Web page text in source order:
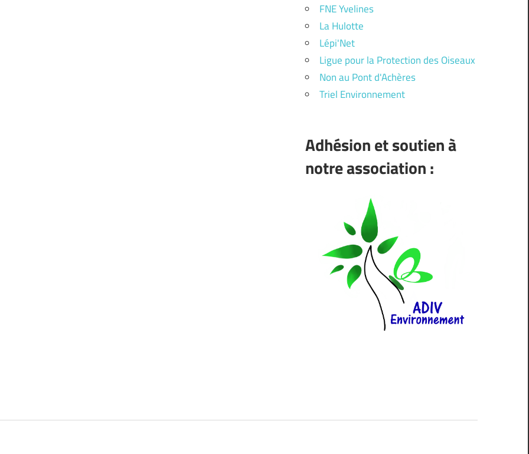
FNE Yvelines
La Hulotte
Lépi'Net
Ligue pour la Protection des Oiseaux
Non au Pont d'Achères
Triel Environnement
Adhésion et soutien à
notre association :